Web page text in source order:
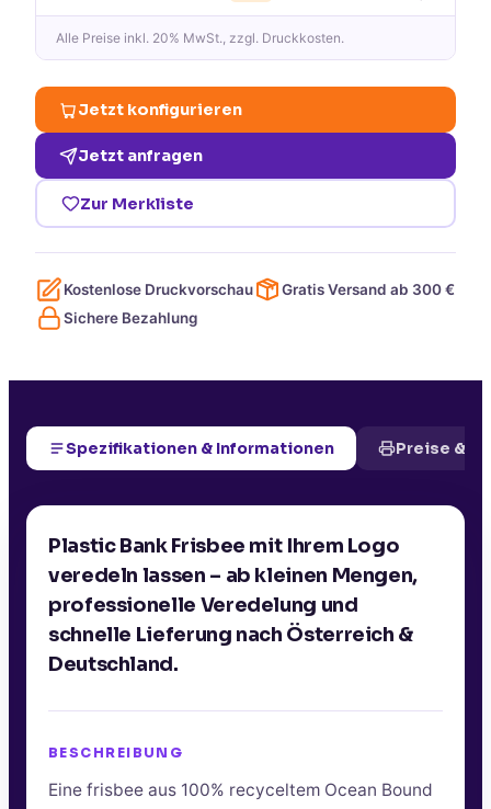
Alle Preise inkl. 20% MwSt., zzgl. Druckkosten.
Jetzt konfigurieren
Jetzt anfragen
Zur Merkliste
Kostenlose Druckvorschau Gratis Versand ab 300€
Sichere Bezahlung
Spezifikationen & Informationen Preise &
Plastic Bank Frisbee mit Ihrem Logo
veredeln lassen – ab kleinen Mengen,
professionelle Veredelung und
schnelle Lieferung nach Österreich &
Deutschland.
BESCHREIBUNG
Eine frisbee aus 100% recyceltem Ocean Bound